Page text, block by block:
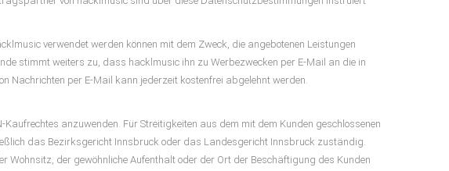
verwendet werden können mit dem Zweck, die angebotenen Leistungen
stimmt weiters zu, dass hacklmusic ihn zu Werbezwecken per E-Mail an die in
Nachrichten per E-Mail kann jederzeit kostenfrei abgelehnt werden.
anzuwenden. Für Streitigkeiten aus dem mit dem Kunden geschlossenen
das Bezirksgericht Innsbruck oder das Landesgericht Innsbruck zuständig.
Wohnsitz, der gewöhnliche Aufenthalt oder der Ort der Beschäftigung des Kunden